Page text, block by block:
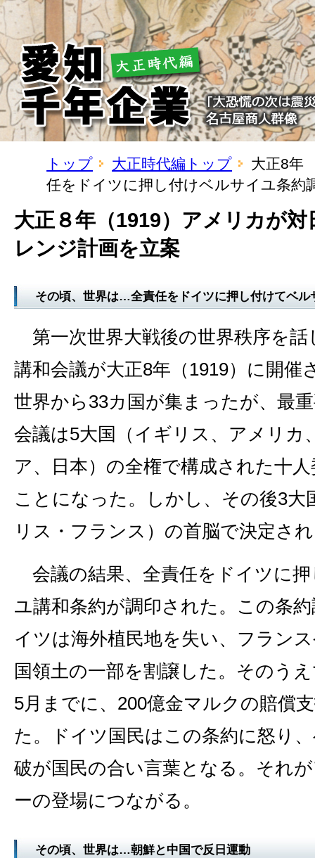
トップ 大正時代編トップ
大正8年
任をドイツに押し付けベルサイユ条約
大正８年（1919）アメリカが
レンジ計画を立案
その頃、世界は…全責任をドイツに押し付けてベル
第一次世界大戦後の世界秩序を
講和会議が大正8年（1919）に開催
世界から33カ国が集まったが、最
会議は5大国（イギリス、アメリカ
ア、日本）の全権で構成された十
ことになった。しかし、その後3大
リス・フランス）の首脳で決定さ
会議の結果、全責任をドイツに
ユ講和条約が調印された。この条
イツは海外植民地を失い、フラン
国領土の一部を割譲した。そのう
5月までに、200億金マルクの賠償
た。ドイツ国民はこの条約に怒り
破が国民の合い言葉となる。それ
ーの登場につながる。
その頃、世界は…朝鮮と中国で反日運動